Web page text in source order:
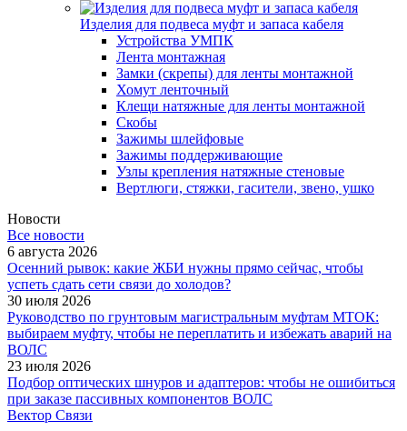
Изделия для подвеса муфт и запаса кабеля
Устройства УМПК
Лента монтажная
Замки (скрепы) для ленты монтажной
Хомут ленточный
Клещи натяжные для ленты монтажной
Скобы
Зажимы шлейфовые
Зажимы поддерживающие
Узлы крепления натяжные стеновые
Вертлюги, стяжки, гасители, звено, ушко
Новости
Все новости
6 августа 2026
Осенний рывок: какие ЖБИ нужны прямо сейчас, чтобы
успеть сдать сети связи до холодов?
30 июля 2026
Руководство по грунтовым магистральным муфтам МТОК:
выбираем муфту, чтобы не переплатить и избежать аварий на
ВОЛС
23 июля 2026
Подбор оптических шнуров и адаптеров: чтобы не ошибиться
при заказе пассивных компонентов ВОЛС
Вектор Связи